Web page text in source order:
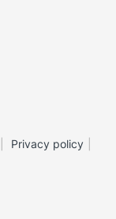
Privacy policy